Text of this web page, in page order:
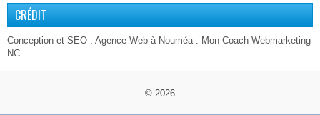
CRÉDIT
Conception et SEO : Agence Web à Nouméa : Mon Coach Webmarketing
NC
© 2026